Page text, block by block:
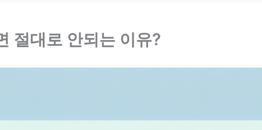
절대로 안되는 이유?